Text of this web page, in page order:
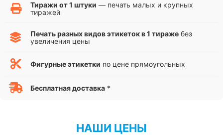
Тиражи от 1 штуки — печать малых и крупных
тиражей
Печать разных видов этикеток в 1 тираже без
увеличения цены
Фигурные этикетки по цене прямоугольных
Бесплатная доставка *
НАШИ ЦЕНЫ